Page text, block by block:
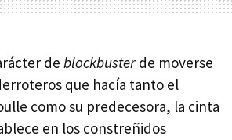
de blockbuster de moverse
que hacía tanto el
como su predecesora, la cinta
en los constreñidos